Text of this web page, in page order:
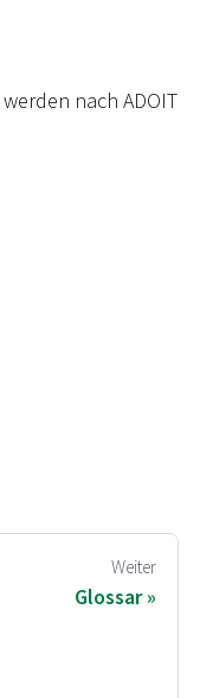
werden nach ADOIT
Weiter
Glossar